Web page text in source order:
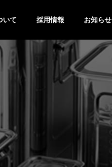
いて 採用情報 お知らせ